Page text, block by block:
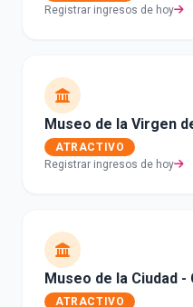
Registrar ingresos de hoy
Museo de la Virgen
ATRACTIVO
Registrar ingresos de hoy
Museo de la Ciudad -
ATRACTIVO